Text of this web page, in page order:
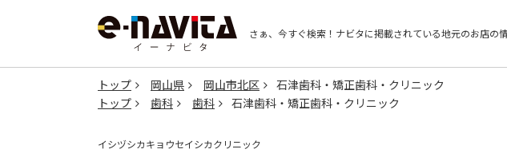
さぁ、今すぐ検索！ ナビタに掲載されている地元のお店の
トップ 岡山県 岡山市北区
石津歯科・矯正歯科・クリニック
トップ
歯科 歯科 石津歯科・矯正歯科・クリニック
イシヅシカキョウセイシカクリニック